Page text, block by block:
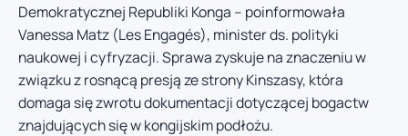
Demokratycznej Republiki Konga – poinformowała
Vanessa Matz (Les Engagés), minister ds. polityki
naukowej i cyfryzacji. Sprawa zyskuje na znaczeniu w
związku z rosnącą presją ze strony Kinszasy, która
domaga się zwrotu dokumentacji dotyczącej bogactw
znajdujących się w kongijskim podłożu.